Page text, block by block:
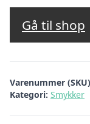
Gå til shop
Varenummer
Kategori: Smykker